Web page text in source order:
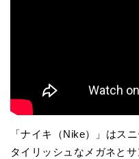
「ナイキ（Nike）」はス
タイリッシュなメガネと